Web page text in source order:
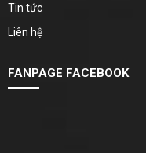
Tin tức
Liên hệ
FANPAGE FACEBOOK